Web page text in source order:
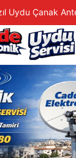
Uydu Çanak